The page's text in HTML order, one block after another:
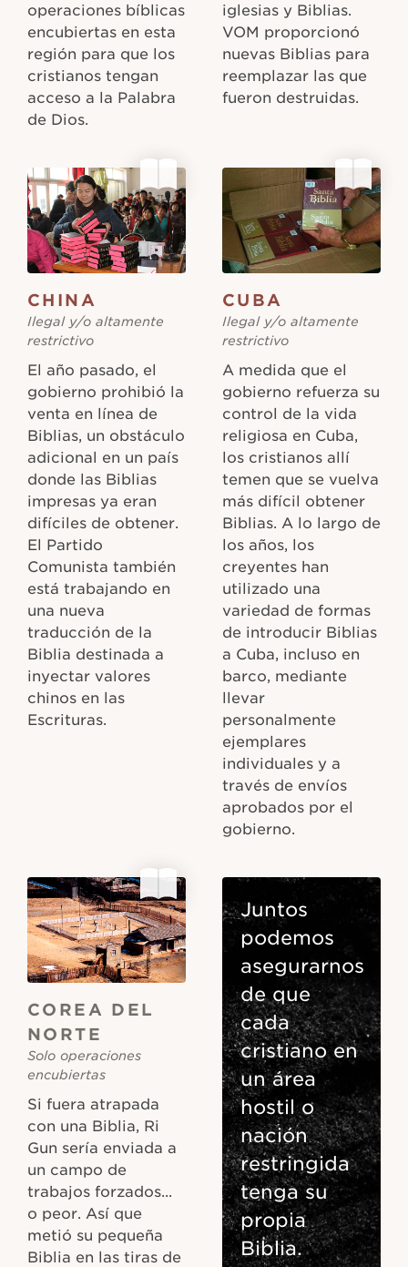
operaciones bíblicas
encubiertas en esta
región para que los
cristianos tengan
acceso a la Palabra
de Dios.
iglesias y Biblias.
VOM proporcionó
nuevas Biblias para
reemplazar las que
fueron destruidas.
CHINA
Ilegal y/o altamente
restrictivo
El año pasado, el
gobierno prohibió la
venta en línea de
Biblias, un obstáculo
adicional en un país
donde las Biblias
impresas ya eran
difíciles de obtener.
El Partido
Comunista también
está trabajando en
una nueva
traducción de la
Biblia destinada a
inyectar valores
chinos en las
Escrituras.
CUBA
Ilegal y/o altamente
restrictivo
A medida que el
gobierno refuerza su
control de la vida
religiosa en Cuba,
los cristianos allí
temen que se vuelva
más difícil obtener
Biblias. A lo largo de
los años, los
creyentes han
utilizado una
variedad de formas
de introducir Biblias
a Cuba, incluso en
barco, mediante
llevar
personalmente
ejemplares
individuales y a
través de envíos
aprobados por el
gobierno.
COREA DEL
NORTE
Solo operaciones
encubiertas
Si fuera atrapada
con una Biblia, Ri
Gun sería enviada a
un campo de
trabajos forzados...
o peor. Así que
metió su pequeña
Biblia en las tiras de
Juntos
podemos
asegurarnos
de que
cada
cristiano en
un área
hostil o
nación
restringida
tenga su
propia
Biblia.